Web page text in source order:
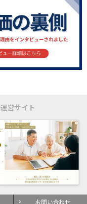
営サイト
お問い合わせ